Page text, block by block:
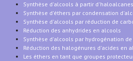
Synthèse d'alcools à partir d'haloalcanes
Synthèse d'éthers par condensation
Synthèse d'alcools par réduction de
Réduction des anhydrides en alcools
Synthèse d'alcools par hydrogénation
Réduction des halogénures d'acides en
Les éthers en tant que groupes